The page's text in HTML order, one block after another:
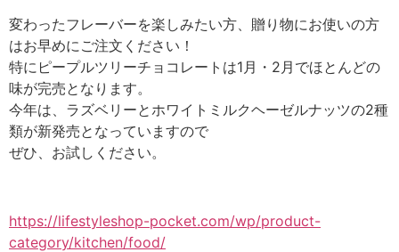
変わったフレーバーを楽しみたい方、贈り物にお使いの方
はお早めにご注文ください！
特にピープルツリーチョコレートは1月・2月でほとんどの
味が完売となります。
今年は、ラズベリーとホワイトミルクヘーゼルナッツの2種
類が新発売となっていますので
ぜひ、お試しください。
https://lifestyleshop-pocket.com/wp/product-
category/kitchen/food/